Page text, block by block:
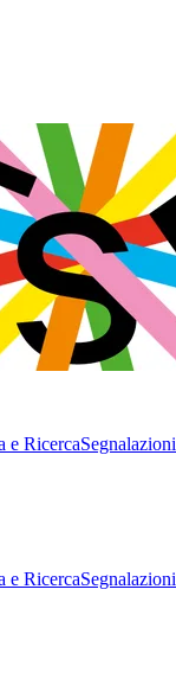
e RicercaSegnalazioni
e RicercaSegnalazioni